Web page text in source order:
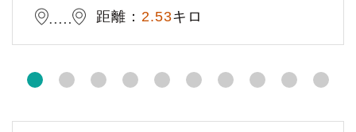
距離： 2.53キロ